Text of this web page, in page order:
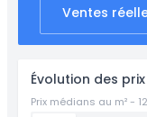
Ventes
Évolution des
Prix médians au m² -